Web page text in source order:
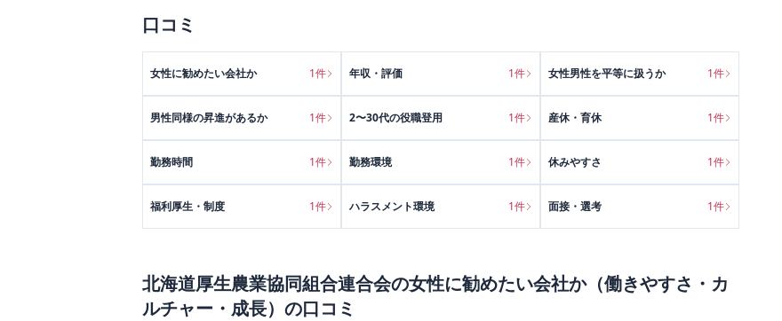
口コミ
女性に勧めたい会社か 1件 年収・評価 1件 女性男性を平等に扱うか 1件
男性同様の昇進があるか 1件 2〜30代の役職登用 1件 産休・育休 1件
勤務時間 1件 勤務環境 1件 休みやすさ 1件
福利厚生・制度 1件 ハラスメント環境 1件 面接・選考 1件
北海道厚生農業協同組合連合会の女性に勧めたい会社か（働きやすさ・カ
ルチャー・成長） の口コミ